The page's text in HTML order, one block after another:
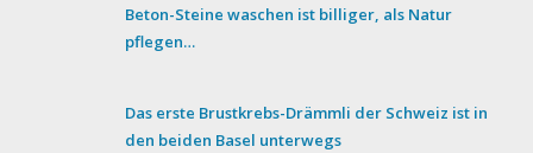
Beton-Steine waschen ist billiger, als Natur
pflegen…
Das erste Brustkrebs-Drämmli der Schweiz ist in
den beiden Basel unterwegs